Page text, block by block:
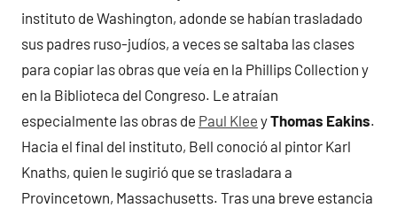
instituto de Washington, adonde se habían trasladado
sus padres ruso-judíos, a veces se saltaba las clases
para copiar las obras que veía en la Phillips Collection y
en la Biblioteca del Congreso. Le atraían
especialmente las obras de Paul Klee yThomas Eakins.
Hacia el final del instituto, Bell conoció al pintor Karl
Knaths, quien le sugirió que se trasladara a
Provincetown, Massachusetts. Tras una breve estancia